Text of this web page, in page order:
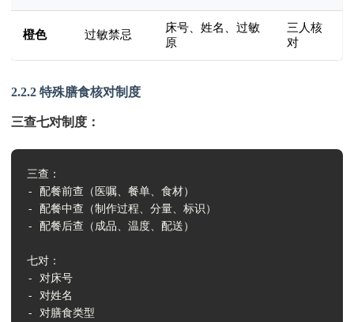
橙色 过敏禁忌
床号、姓名、过敏
原
三人核
对
2.2.2 特殊膳食核对制度
三查七对制度：
三查：
- 配餐前查（医嘱、餐单、食材）
- 配餐中查（制作过程、分量、标识）
- 配餐后查（成品、温度、配送）
七对：
- 对床号
- 对姓名
- 对膳食类型